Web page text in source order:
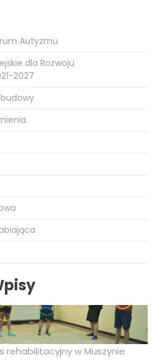
Autyzmu
dla Rozwoju
2027
rehabilitacyjny w Muszynie